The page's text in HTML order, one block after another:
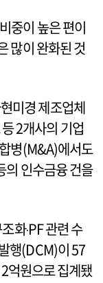
중이 높은 편이
많이 완화된 것
미경 제조업체
2개사의 기업
병(M&A)에서도
의 인수금융 건을
화‧PF 관련 수
행(DCM)이 57
억원으로 집계됐